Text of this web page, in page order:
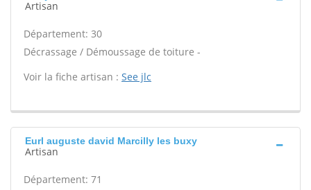
Artisan
Département: 30
Décrassage / Démoussage de toiture -
Voir la fiche artisan : See jlc
Eurl auguste david Marcilly les buxy
Artisan
Département: 71